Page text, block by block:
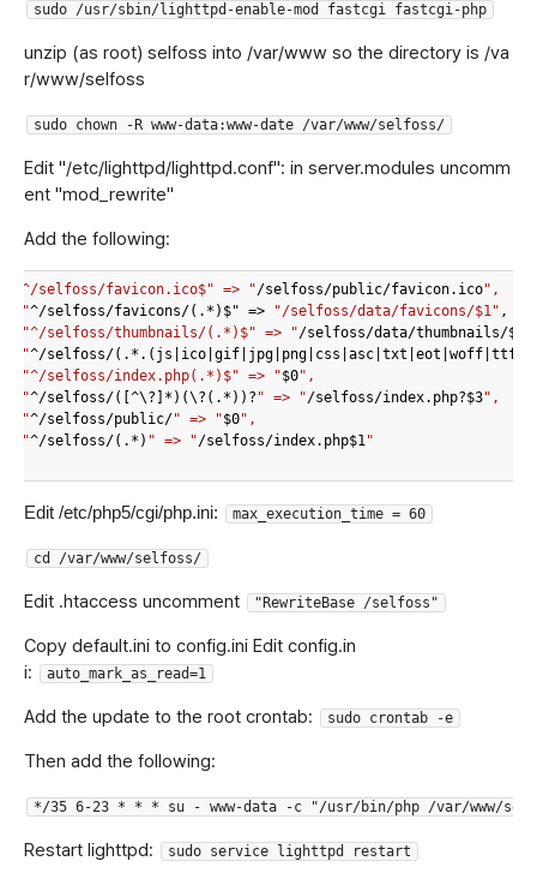
sudo /usr/sbin/lighttpd-enable-mod fastcgi fastcgi-php
unzip (as root) selfoss into /var/www so the directory is /va
r/www/selfoss
sudo chown -R www-data:www-date /var/www/selfoss/
Edit "/etc/lighttpd/lighttpd.conf": in server.modules uncomm
ent "mod_rewrite"
Add the following:
"^/selfoss/favicon.ico$" => "/selfoss/public/favicon.ico",
"^/selfoss/favicons/(.*)$" => "/selfoss/data/favicons/$1" ,
"^/selfoss/thumbnails/(.*)$" => "/selfoss/data/thumbnails/$1
"^/selfoss/
"^/selfoss/index.php(.*)$" => "$0",
"^/selfoss/([^\?]*)(\?(.*))? " => "/selfoss/index.php?$3",
"^/selfoss/public/" => "$0",
"^/selfoss/(.*) " => "/selfoss/index.php$1"
Edit /etc/php5/cgi/php.ini: max_execution_time = 60
cd /var/www/selfoss/
Edit .htaccess uncomment "RewriteBase /selfoss"
Copy default.ini to config.ini Edit config.in
i:
auto_mark_as_read=1
Add the update to the root crontab: sudo crontab -e
Then add the following:
*/35 6-23 * * * su - www-data -c "/usr/bin/php /var/www/
Restart lighttpd: sudo service lighttpd restart